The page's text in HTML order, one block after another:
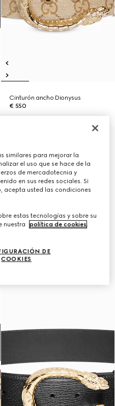
Cinturón ancho Dionysus
€ 550
similares para mejorar la
el uso que se hace de la
de mercadotecnia y
en sus redes sociales. Si
acepta usted las condiciones
estas tecnologías y sobre su
nuestra
política de cookies
DE
COOKIES